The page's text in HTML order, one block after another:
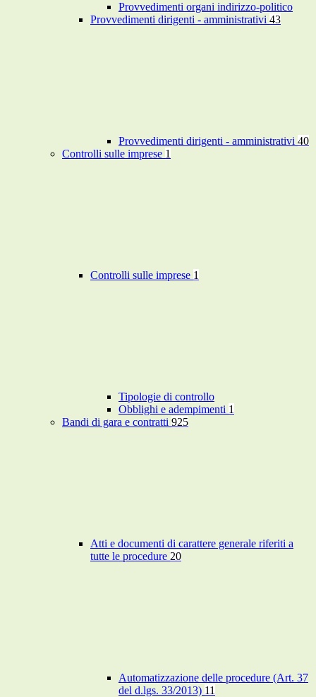
Provvedimenti organi indirizzo-politico
Provvedimenti dirigenti - amministrativi 43
Provvedimenti dirigenti - amministrativi 40
Controlli sulle imprese 1
Controlli sulle imprese 1
Tipologie di controllo
Obblighi e adempimenti 1
Bandi di gara e contratti 925
Atti e documenti di carattere generale riferiti a
tutte le procedure 20
Automatizzazione delle procedure (Art. 37
del d.lgs. 33/2013) 11